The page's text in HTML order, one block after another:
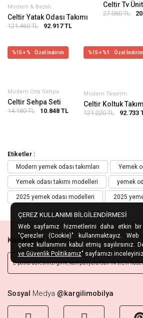
Modern & Bazalı
Celtir Yatak Odası Takımı
121.460 TL 92.917 TL
Celtir Tv
27.060 TL
%15 + %10Özel İndirim
Modern Orta Sehpa
Celtir Sehpa Seti
14.180 TL 10.848 TL
%15 + %10 Özel İndirim
Modern Tasarım
Celtir Koltuk
121.220 TL 92.733
Etiketler :
Modern yemek odası takımları
Yemek
Yemek odası takımı modelleri yemek
2025 yemek odası modelleri 2025
Kampanya Habercisi
Sosyal Medya @kargilimobilya
ÇEREZ KULLANIMI BİLGİLENDİRMESİ
Web sayfamız hizmetlerini daha etkin
"Çerezler (Cookie)" kullanmaktayız. Web
çerez kullanımını kabul etmiş sayılırsınız.
ve Güvenlik Politikamız" sayfamızı inceleyiniz.